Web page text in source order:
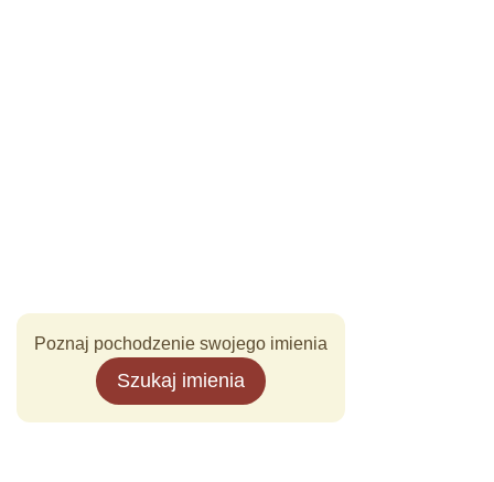
Poznaj pochodzenie swojego imienia
Szukaj imienia